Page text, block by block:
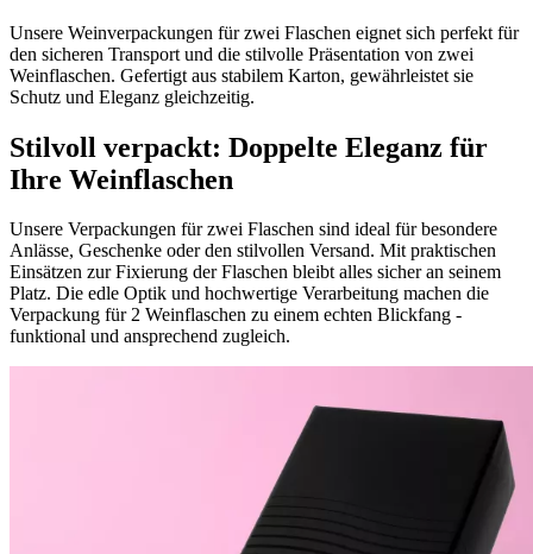
Unsere Weinverpackungen für zwei Flaschen eignet sich perfekt für
den sicheren Transport und die stilvolle Präsentation von zwei
Weinflaschen. Gefertigt aus stabilem Karton, gewährleistet sie
Schutz und Eleganz gleichzeitig.
Stilvoll verpackt: Doppelte Eleganz für
Ihre Weinflaschen
Unsere Verpackungen für zwei Flaschen sind ideal für besondere
Anlässe, Geschenke oder den stilvollen Versand. Mit praktischen
Einsätzen zur Fixierung der Flaschen bleibt alles sicher an seinem
Platz. Die edle Optik und hochwertige Verarbeitung machen die
Verpackung für 2 Weinflaschen zu einem echten Blickfang -
funktional und ansprechend zugleich.